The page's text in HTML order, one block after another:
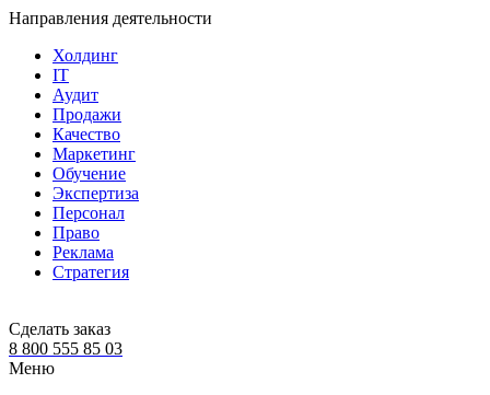
Направления деятельности
Холдинг
IT
Аудит
Продажи
Качество
Маркетинг
Обучение
Экспертиза
Персонал
Право
Реклама
Стратегия
Сделать заказ
8 800 555 85 03
Меню